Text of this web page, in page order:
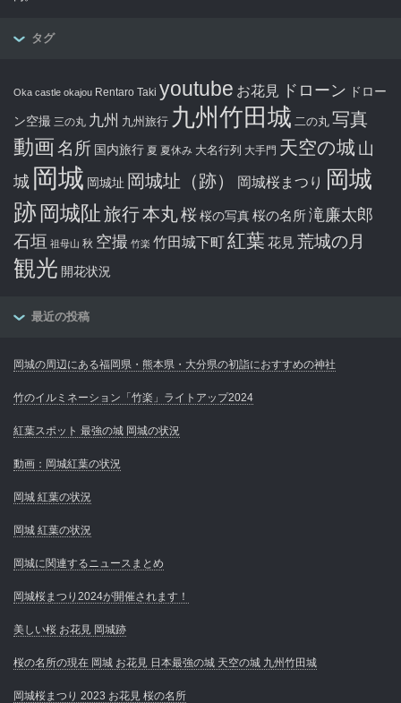
タグ
Oka castle okajou Rentaro Taki youtube お花見 ドローン ドロー
ン空撮 三の丸 九州 九州旅行 九州竹田城 二の丸 写真
動画名所 国内旅行 夏 夏休み 大名行列 大手門 天空の城 山
城 岡城 岡城址 岡城址（跡） 岡城桜まつり 岡城
跡 岡城阯旅行本丸桜桜の写真桜の名所滝廉太郎
石垣 祖母山 秋 空撮 竹楽 竹田城下町紅葉 花見 荒城の月
観光 開花状況
最近の投稿
岡城の周辺にある福岡県・熊本県・大分県の初詣におすすめの神社
竹のイルミネーション「竹楽」ライトアップ2024
紅葉スポット 最強の城 岡城の状況
動画：岡城紅葉の状況
岡城 紅葉の状況
岡城 紅葉の状況
岡城に関連するニュースまとめ
岡城桜まつり2024が開催されます！
美しい桜 お花見 岡城跡
桜の名所の現在 岡城 お花見 日本最強の城 天空の城 九州竹田城
岡城桜まつり 2023 お花見 桜の名所